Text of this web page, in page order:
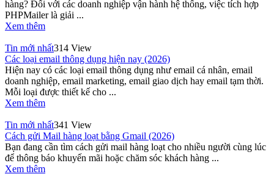
hàng? Đối với các doanh nghiệp vận hành hệ thống, việc tích hợp
PHPMailer là giải ...
Xem thêm
Tin mới nhất314 View
Các loại email thông dụng hiện nay (2026)
Hiện nay có các loại email thông dụng như email cá nhân, email
doanh nghiệp, email marketing, email giao dịch hay email tạm thời.
Mỗi loại được thiết kế cho ...
Xem thêm
Tin mới nhất341 View
Cách gửi Mail hàng loạt bằng Gmail (2026)
Bạn đang cần tìm cách gửi mail hàng loạt cho nhiều người cùng lúc
để thông báo khuyến mãi hoặc chăm sóc khách hàng ...
Xem thêm